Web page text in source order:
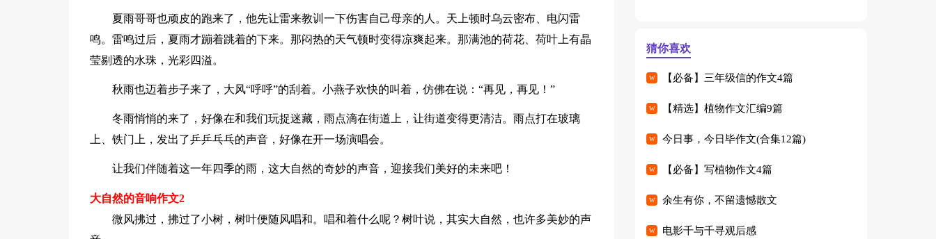
夏雨哥哥也顽皮的跑来了，他先让雷来教训一下伤害自己母亲的人。天上顿时乌云密布、电闪雷
鸣。雷鸣过后，夏雨才蹦着跳着的下来。那闷热的天气顿时变得凉爽起来。那满池的荷花、荷叶上有晶
莹剔透的水珠，光彩四溢。
秋雨也迈着步子来了，大风“呼呼”的刮着。小燕子欢快的叫着，仿佛在说：“再见，再见！”
冬雨悄悄的来了，好像在和我们玩捉迷藏，雨点滴在街道上，让街道变得更清洁。雨点打在玻璃
上、铁门上，发出了乒乒乓乓的声音，好像在开一场演唱会。
让我们伴随着这一年四季的雨，这大自然的奇妙的声音，迎接我们美好的未来吧！
大自然的音响作文2
微风拂过，拂过了小树，树叶便随风唱和。唱和着什么呢？树叶说，其实大自然，也许多美妙的声
猜你喜欢
【必备】三年级信的作文4篇
【精选】植物作文汇编9篇
今日事，今日毕作文(合集12篇)
【必备】写植物作文4篇
余生有你，不留遗憾散文
电影千与千寻观后感